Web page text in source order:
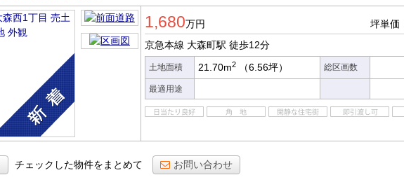
1,680万円
坪単価
京急本線 大森町駅 徒歩12分
土地面積 21.70m2 （6.56坪） 総区画数
最適用途
チェックした物件をまとめて お問い合わせ